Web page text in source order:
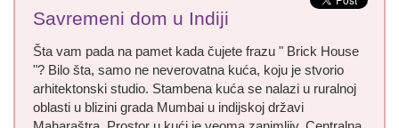
Savremeni dom u Indiji
Šta vam pada na pamet kada čujete frazu " Brick House
"? Bilo šta, samo ne neverovatna kuća, koju je stvorio
arhitektonski studio. Stambena kuća se nalazi u ruralnoj
oblasti u blizini grada Mumbai u indijskoj državi